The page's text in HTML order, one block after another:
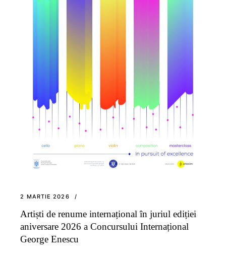
2 MARTIE 2026
Artiști de renume internațional în juriul ediției
aniversare 2026 a Concursului Internațional
George Enescu